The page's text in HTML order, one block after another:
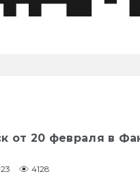
от 20 февраля в
4128